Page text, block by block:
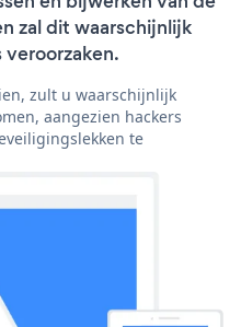
zal dit waarschijnlijk
zult u waarschijnlijk
aangezien hackers
te